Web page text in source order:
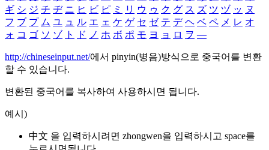
ギ シ ジ チ ヂ ニ ヒ ビ ピ ミ リ ウ ゥ ク グ ス ズ ツ ヅ ッ ヌ
フ ブ プ ム ユ ュ ル エ ェ ケ ゲ セ ゼ テ デ ヘ ベ ペ メ レ オ
ォ コ ゴ ソ ゾ ト ド ノ ホ ボ ポ モ ヨ ョ ロ ヲ ―
http://chineseinput.net/에서 pinyin(병음)방식으로 중국어를 변환
할 수 있습니다.
변환된 중국어를 복사하여 사용하시면 됩니다.
예시)
中文 을 입력하시려면 zhongwen을 입력하시고 space를